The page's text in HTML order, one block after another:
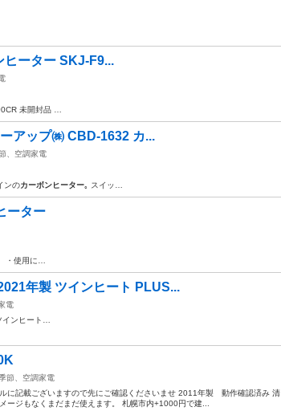
ーター SKJ-F9...
未開封品 …
アップ㈱ CBD-1632 カ...
、空調家電
ンのカーボンヒーター｡ スイッ…
ーター
・使用に…
年製 ツインヒート PLUS...
電
ンヒート…
節、空調家電
に記載ございますので先にご確認くださいませ 2011年製 動作確認済み 清
ージもなくまだまだ使えます。 札幌市内+1000円で建...